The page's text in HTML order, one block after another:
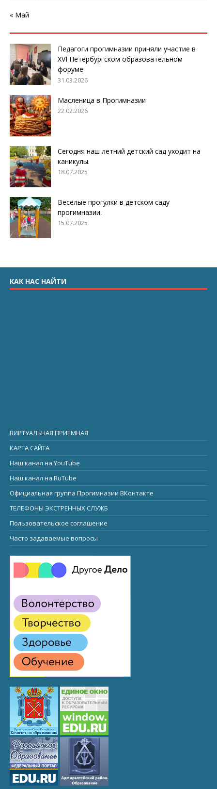
« Май
Педагоги прогимназии приняли участие в
XVI Петербургском образовательном
форуме
31.03.2026
Масленица в Прогимназии
22.02.2026
Сегодня наш летний детский сад уходит на
каникулы.
18.07.2025
Весёлые прогулки в детском саду
прогимназии.
15.07.2025
КАК НАС НАЙТИ
ВИРТУАЛЬНАЯ ПРИЕМНАЯ
КАРТА САЙТА
Наш канал на YouTube
Наш канал на RuTube
Официальная группа Прогимназии ВКонтакте
ТЕЛЕФОНЫ ЭКСТРЕННЫХ СЛУЖБ
Пользовательское соглашение
Часто задаваемые вопросы